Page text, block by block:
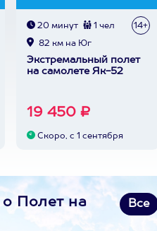
20 минут 1 чел 14+
82 км на Юг
Экстремальный полет
на самолете Як-52
19 450 ₽
Скоро, с 1 сентября
Полет на
Все